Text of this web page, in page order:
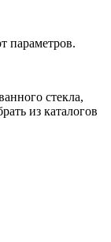
параметров.
стекла,
из каталогов